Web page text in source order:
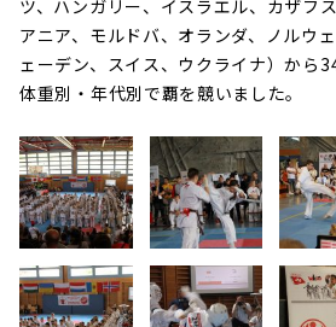
ツ、ハンガリー、イスラエル、カザフ
アニア、モルドバ、オランダ、ノルウ
ェーデン、スイス、ウクライナ）から
体重別・年代別で覇を競いました。